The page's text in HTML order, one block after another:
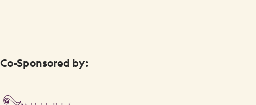
Co-Sponsored by: